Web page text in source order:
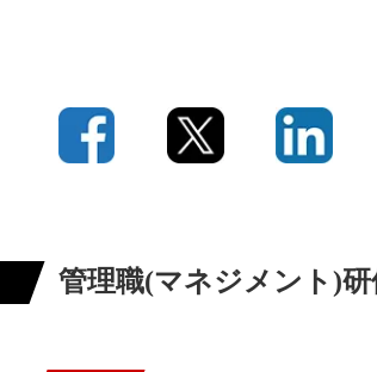
管理職(マネジメント)